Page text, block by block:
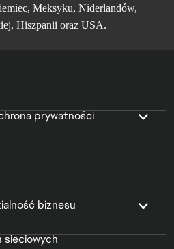
Meksyku, Niderlandów,
Hiszpanii oraz USA.
prywatności
biznesu
sieciowych